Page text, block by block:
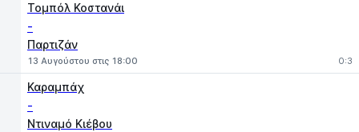
Τομπόλ Κοστανάι
-
Παρτιζάν
13 Αυγούστου στις 18:00 0:3
Καραμπάχ
-
Ντιναμό Κιέβου